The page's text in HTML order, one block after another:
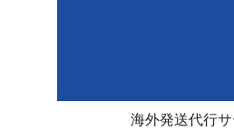
海外発送代行